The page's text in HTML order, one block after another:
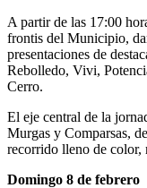
A partir de las 17:00
frontis del Municipio,
presentaciones de
Rebolledo, Vivi,
Cerro.
El eje central de la
Murgas y Comparsas,
recorrido lleno de color,
Domingo 8 de febrero